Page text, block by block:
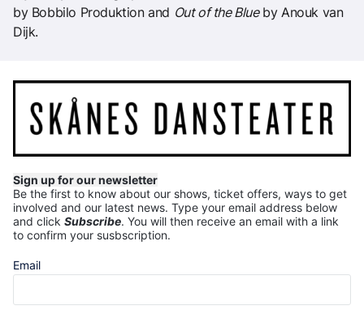
by Bobbilo Produktion and Out of the Blueby Anouk van
Dijk.
Sign up for our newsletter
Be the first to know about our shows, ticket offers, ways to get
involved and our latest news. Type your email address below
and click Subscribe. You will then receive an email with a link
to confirm your susbscription.
Email